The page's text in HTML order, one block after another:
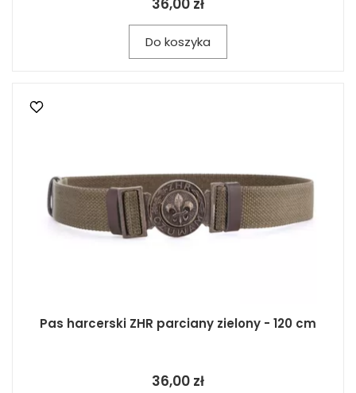
36,00 zł
Do koszyka
Pas harcerski ZHR parciany zielony - 120 cm
36,00 zł